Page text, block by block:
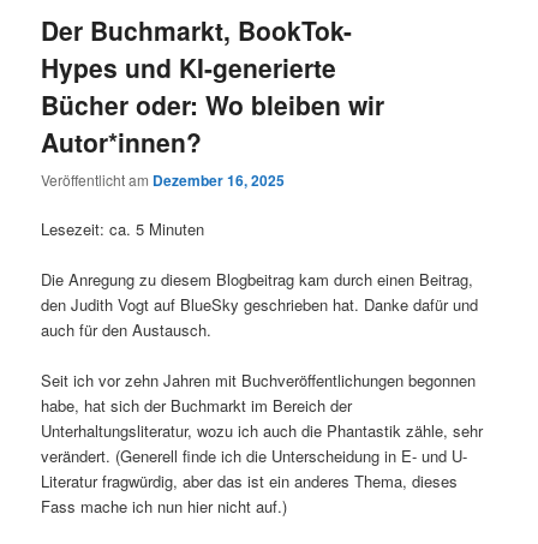
Der Buchmarkt, BookTok-
Hypes und KI-generierte
Bücher oder: Wo bleiben wir
Autor*innen?
Veröffentlicht am Dezember 16, 2025
Lesezeit: ca. 5 Minuten
Die Anregung zu diesem Blogbeitrag kam durch einen Beitrag,
den Judith Vogt auf BlueSky geschrieben hat. Danke dafür und
auch für den Austausch.
Seit ich vor zehn Jahren mit Buchveröffentlichungen begonnen
habe, hat sich der Buchmarkt im Bereich der
Unterhaltungsliteratur, wozu ich auch die Phantastik zähle, sehr
verändert. (Generell finde ich die Unterscheidung in E- und U-
Literatur fragwürdig, aber das ist ein anderes Thema, dieses
Fass mache ich nun hier nicht auf.)